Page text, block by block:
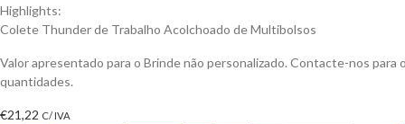
Highlights:
Colete Thunder de Trabalho Acolchoado de Multibolsos
Valor apresentado para o Brinde não personalizado. Contacte-nos
quantidades.
€21,22 C/ IVA